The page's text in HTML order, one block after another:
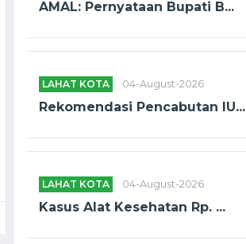
AMAL: Pernyataan Bupati B...
LAHAT KOTA 04-August-2026
Rekomendasi Pencabutan IU...
LAHAT KOTA 04-August-2026
Kasus Alat Kesehatan Rp. ...